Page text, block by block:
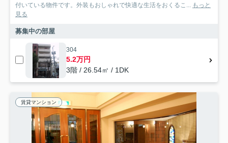
付いている物件です。外装もおしゃれで快適な生活をおくるこ... もっと
見る
募集中の部屋
304
5.2万円
3階 / 26.54㎡ / 1DK
賃貸マンション